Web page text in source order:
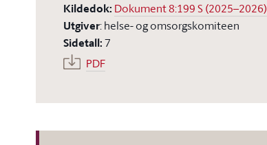
Kildedok: Dokument 8:199 S (2025–2026)
Utgiver:helse- og omsorgskomiteen
Sidetall:7
PDF